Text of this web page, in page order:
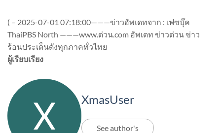
( – 2025-07-01 07:18:00———ข่าวอัพเดทจาก : เฟซบุ๊ค
ThaiPBS North ———www.ด่วน.com อัพเดท ข่าวด่วน ข่าว
ร้อนประเด็นดังทุกภาคทั่วไทย
ผู้เรียบเรียง
XmasUser
See author's